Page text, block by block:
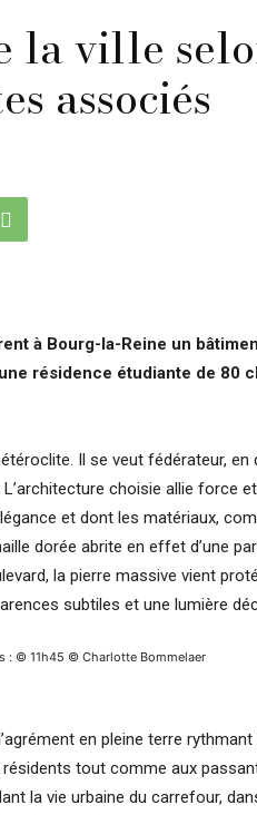
la ville
associés
à Bourg-la-Reine un
résidence étudiante de 80
Il se veut fédérateur,
choisie allie force
et dont les matériaux,
dorée abrite en effet d’une
la pierre massive vient
subtiles et une lumière
: © 11h45 © Charlotte Bommelaer
en pleine terre
tout comme aux
la vie urbaine du carrefour,